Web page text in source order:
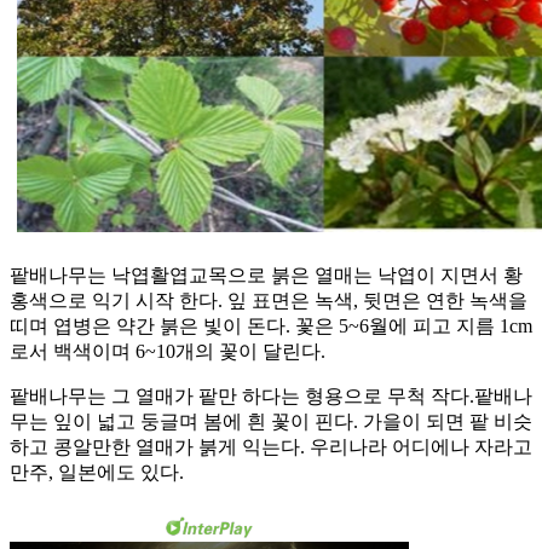
팥배나무는 낙엽활엽교목으로 붉은 열매는 낙엽이 지면서 황
홍색으로 익기 시작 한다. 잎 표면은 녹색, 뒷면은 연한 녹색을
띠며 엽병은 약간 붉은 빛이 돈다. 꽃은 5~6월에 피고 지름 1cm
로서 백색이며 6~10개의 꽃이 달린다.
팥배나무는 그 열매가 팥만 하다는 형용으로 무척 작다.팥배나
무는 잎이 넓고 둥글며 봄에 흰 꽃이 핀다. 가을이 되면 팥 비슷
하고 콩알만한 열매가 붉게 익는다. 우리나라 어디에나 자라고
만주, 일본에도 있다.